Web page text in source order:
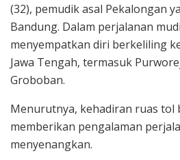
(32), pemudik asal Pekalongan
Bandung. Dalam perjalanan
menyempatkan diri berkeliling
Jawa Tengah, termasuk
Groboban.
Menurutnya, kehadiran ruas
memberikan pengalaman
menyenangkan.